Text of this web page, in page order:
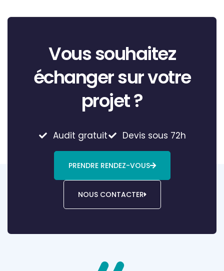
Vous souhaitez
échanger sur votre
projet ?
Audit gratuit Devis sous 72h
PRENDRE RENDEZ-VOUS
NOUS CONTACTER